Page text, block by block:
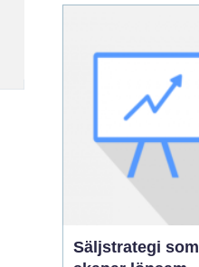
Säljstrategi som